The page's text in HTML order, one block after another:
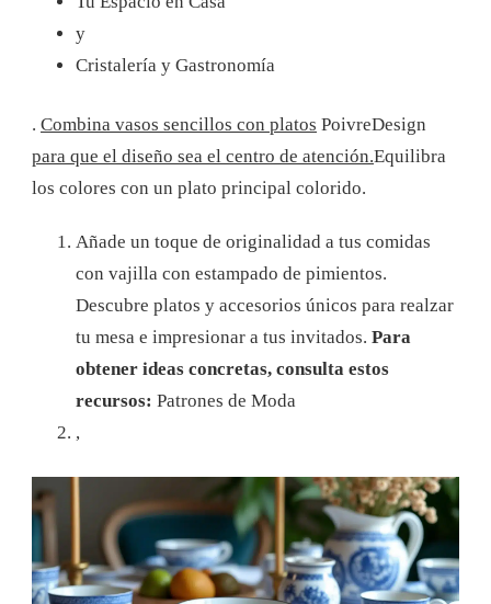
y
Cristalería y Gastronomía
. Combina vasos sencillos con platos PoivreDesign
para que el diseño sea el centro de atención.Equilibra
los colores con un plato principal colorido.
Añade un toque de originalidad a tus comidas
con vajilla con estampado de pimientos.
Descubre platos y accesorios únicos para realzar
tu mesa e impresionar a tus invitados. Para
obtener ideas concretas, consulta estos
recursos: Patrones de Moda
,